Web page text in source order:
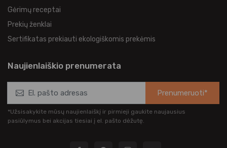
Gėrimų receptai
Prekių ženklai
Sertifikatas prekiauti ekologiškomis prekėmis
Naujienlaiškio prenumerata
Prenumeruoti*
*Užsisakykite mūsų naujienlaiškį ir pirmieji gaukite naujausius
pasiūlymus bei akcijas tiesiai į el. pašto dėžutę.